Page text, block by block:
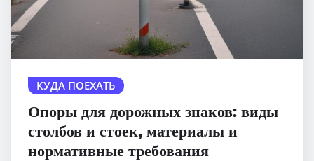
КУДА ПОЕХАТЬ
Опоры для дорожных знаков: виды
столбов и стоек, материалы и
нормативные требования